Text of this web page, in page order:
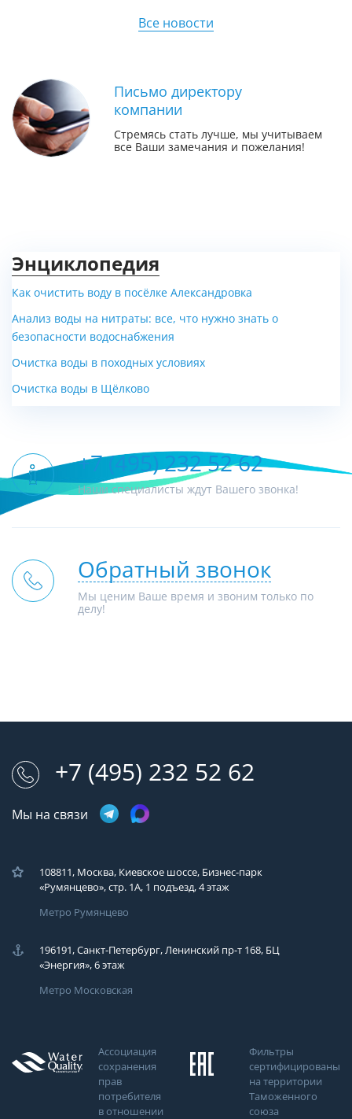
Все новости
Письмо директору
компании
Стремясь стать лучше, мы учитываем
все Ваши замечания и пожелания!
Энциклопедия
Как очистить воду в посёлке Александровка
Анализ воды на нитраты: все, что нужно знать о
безопасности водоснабжения
Очистка воды в походных условиях
Очистка воды в Щёлково
+7 (495) 232 52 62
Наши специалисты ждут Вашего звонка!
Обратный звонок
Мы ценим Ваше время и звоним только по
делу!
+7 (495) 232 52 62
Мы на связи
108811, Москва, Киевское шоссе, Бизнес-парк
«Румянцево», стр. 1А, 1 подъезд, 4 этаж
Метро Румянцево
196191, Санкт-Петербург, Ленинский пр-т 168, БЦ
«Энергия», 6 этаж
Метро Московская
Ассоциация
сохранения
прав
потребителя
в отношении
Фильтры
сертифицированы
на территории
Таможенного
союза